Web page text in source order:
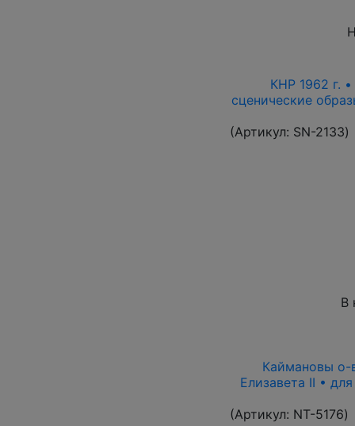
КНР 1962 г. •
сценические
(Артикул: SN-2133)
В
Каймановы о-
Елизавета II •
(Артикул: NT-5176)